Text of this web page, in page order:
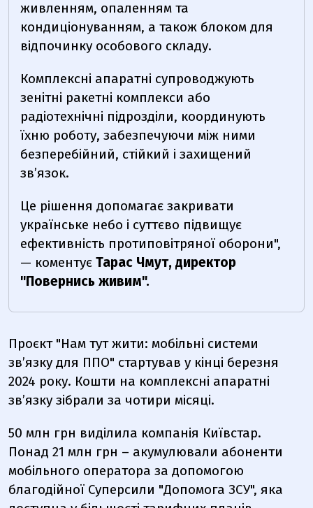
живленням, опаленням та
кондиціонуванням, а також блоком для
відпочинку особового складу.
Комплексні апаратні супроводжують
зенітні ракетні комплекси або
радіотехнічні підрозділи, координують
їхню роботу, забезпечуючи між ними
безперебійний, стійкий і захищений
звʼязок.
Це рішення допомагає закривати
українське небо і суттєво підвищує
ефективність протиповітряної оборони",
— коментує Тарас Чмут, директор
"Повернись живим".
Проєкт "Нам тут жити: мобільні системи
зв’язку для ППО" стартував у кінці березня
2024 року. Кошти на комплексні апаратні
зв’язку зібрали за чотири місяці.
50 млн грн виділила компанія Київстар.
Понад 21 млн грн – акумулювали абоненти
мобільного оператора за допомогою
благодійної Суперсили "Допомога ЗСУ", яка